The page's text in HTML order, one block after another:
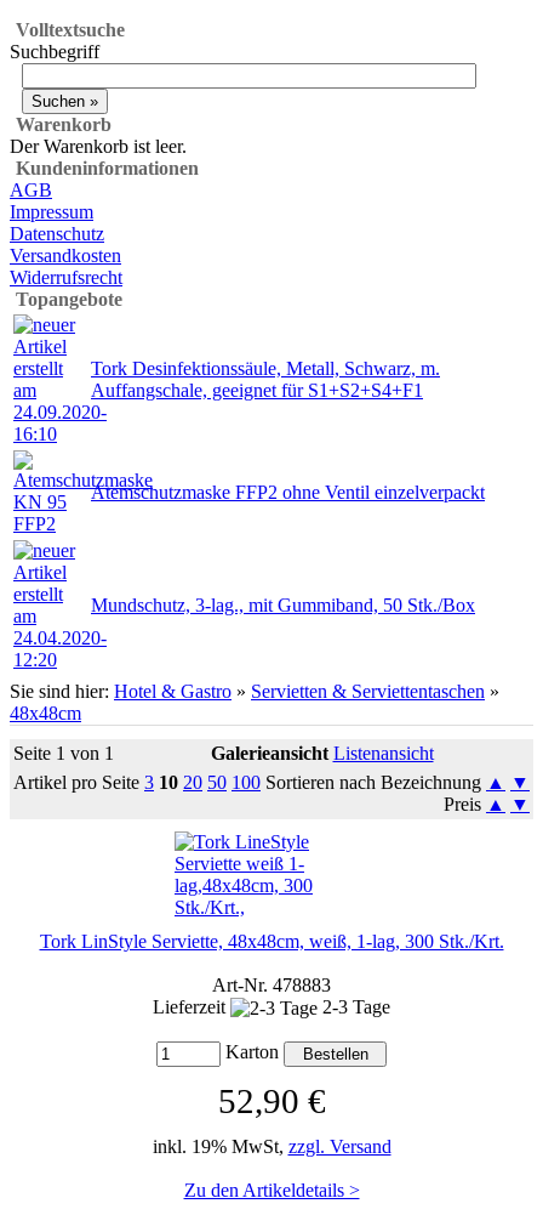
Volltextsuche
Suchbegriff
Warenkorb
Der Warenkorb ist leer.
Kundeninformationen
AGB
Impressum
Datenschutz
Versandkosten
Widerrufsrecht
Topangebote
Tork Desinfektionssäule, Metall, Schwarz, m.
Auffangschale, geeignet für S1+S2+S4+F1
Atemschutzmaske FFP2 ohne Ventil einzelverpackt
Mundschutz, 3-lag., mit Gummiband, 50 Stk./Box
Sie sind hier: Hotel & Gastro » Servietten & Serviettentaschen »
48x48cm
Seite 1 von 1
Galerieansicht Listenansicht
Artikel pro Seite 3 10 20 50 100 Sortieren nach Bezeichnung ▲
▼
Preis ▲ ▼
Tork LinStyle Serviette, 48x48cm, weiß, 1-lag, 300 Stk./Krt.
Art-Nr. 478883
Lieferzeit
2-3 Tage
Karton
52,90 €
inkl. 19% MwSt, zzgl. Versand
Zu den Artikeldetails >